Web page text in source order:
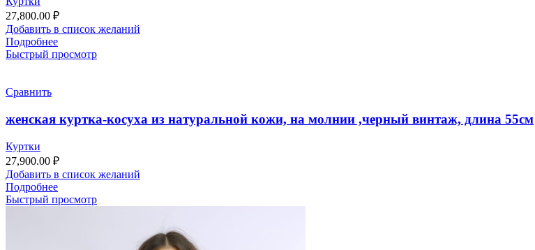
27,800.00 ₽
Добавить в список желаний
Подробнее
Быстрый просмотр
Сравнить
женская куртка-косуха из натуральной кожи, на молнии ,черный винтаж, длина 55см
Куртки
27,900.00 ₽
Добавить в список желаний
Подробнее
Быстрый просмотр